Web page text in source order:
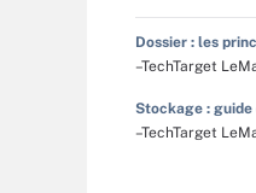
Dossier : les
–TechTarget
Stockage :
–TechTarget